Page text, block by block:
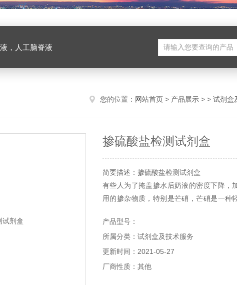
，人工脑脊液
您的位置： 网站首页 > 产品展示 > > 试剂盒
掺硫酸盐检测试剂盒
简要描述：掺硫酸盐检测试剂盒
有些人为了掩盖掺水后奶液的密度下降，
用的掺杂物质，特别是芒硝，芒硝是一种
品仅供科研使用，不得用于食用，医疗等其
产品型号：
所属分类：试剂盒及技术服务
更新时间：2021-05-27
厂商性质：其他